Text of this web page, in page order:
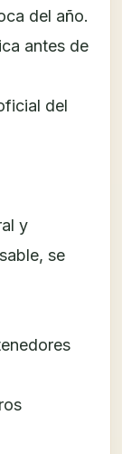
del año.
antes de
del
y
se